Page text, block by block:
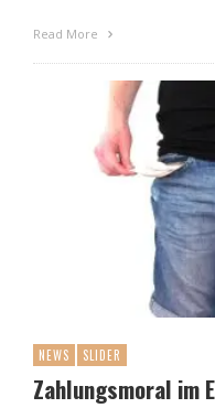
Read More
NEWS SLIDER
Zahlungsmoral im